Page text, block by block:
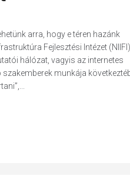
arra, hogy e téren hazánk
Fejlesztési Intézet (NIIFI)
hálózat, vagyis az internetes
munkája